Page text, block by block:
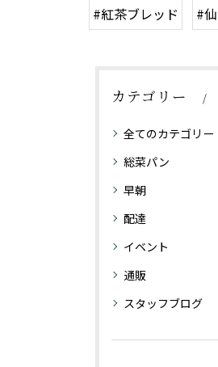
#紅茶ブレッド #
カテゴリー
全てのカテゴリー
総菜パン
早朝
配達
イベント
通販
スタッフブログ